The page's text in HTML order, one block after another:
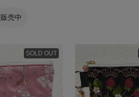
販売中
SOLD OUT